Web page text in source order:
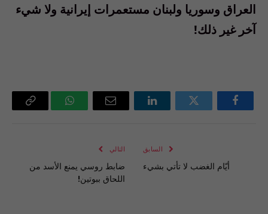
العراق وسوريا ولبنان مستعمرات إيرانية ولا شيء
آخر غير ذلك!
فيسبوك تويتر لينكدإن
البريد
واتساب Copy
السابق
أيّام الغضب لا تأتي بشيء
التالي
ضابط روسي يمنع الأسد من
اللحاق ببوتين!